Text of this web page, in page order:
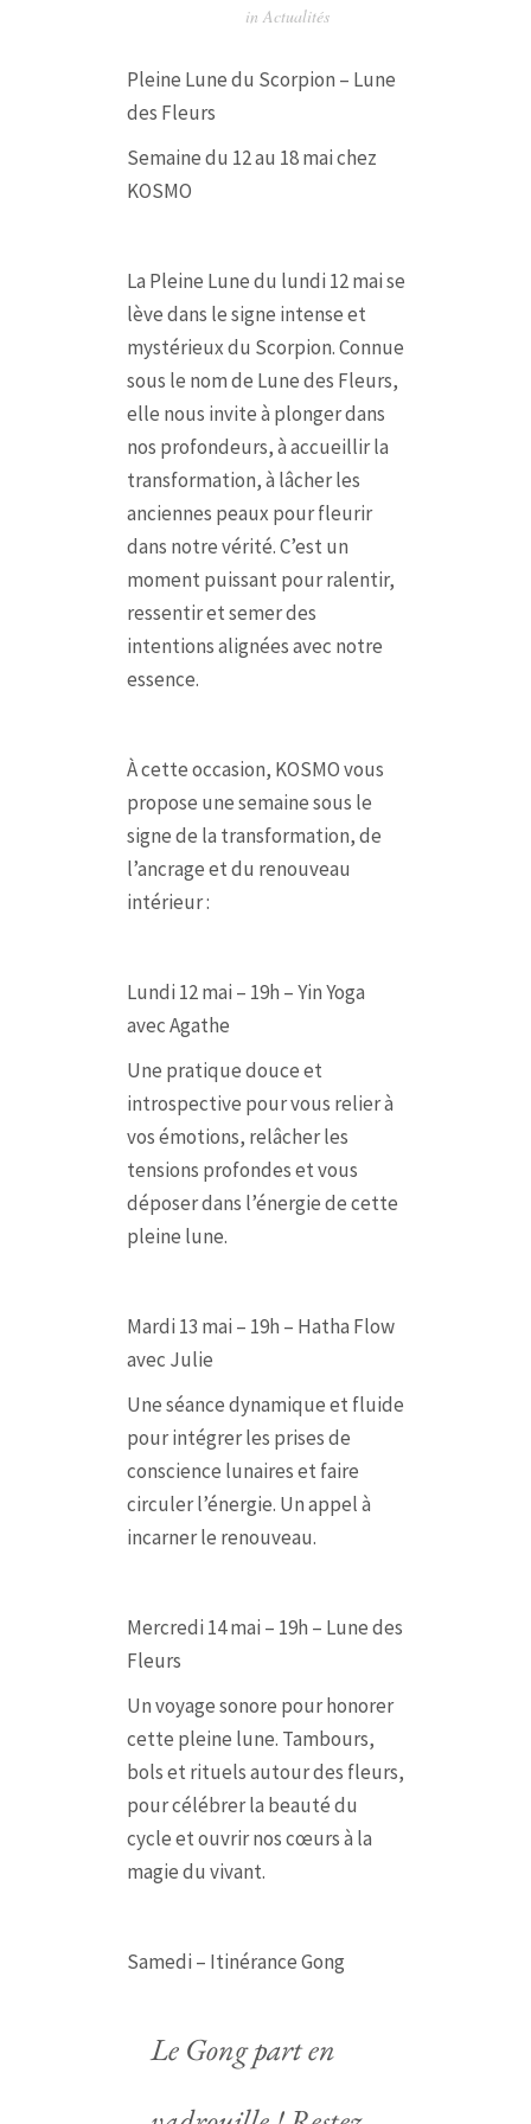
in Actualités
Pleine Lune du Scorpion – Lune
des Fleurs
Semaine du 12 au 18 mai chez
KOSMO
La Pleine Lune du lundi 12 mai se
lève dans le signe intense et
mystérieux du Scorpion. Connue
sous le nom de Lune des Fleurs,
elle nous invite à plonger dans
nos profondeurs, à accueillir la
transformation, à lâcher les
anciennes peaux pour fleurir
dans notre vérité. C’est un
moment puissant pour ralentir,
ressentir et semer des
intentions alignées avec notre
essence.
À cette occasion, KOSMO vous
propose une semaine sous le
signe de la transformation, de
l’ancrage et du renouveau
intérieur :
Lundi 12 mai – 19h – Yin Yoga
avec Agathe
Une pratique douce et
introspective pour vous relier à
vos émotions, relâcher les
tensions profondes et vous
déposer dans l’énergie de cette
pleine lune.
Mardi 13 mai – 19h – Hatha Flow
avec Julie
Une séance dynamique et fluide
pour intégrer les prises de
conscience lunaires et faire
circuler l’énergie. Un appel à
incarner le renouveau.
Mercredi 14 mai – 19h – Lune des
Fleurs
Un voyage sonore pour honorer
cette pleine lune. Tambours,
bols et rituels autour des fleurs,
pour célébrer la beauté du
cycle et ouvrir nos cœurs à la
magie du vivant.
Samedi – Itinérance Gong
Le Gong part en